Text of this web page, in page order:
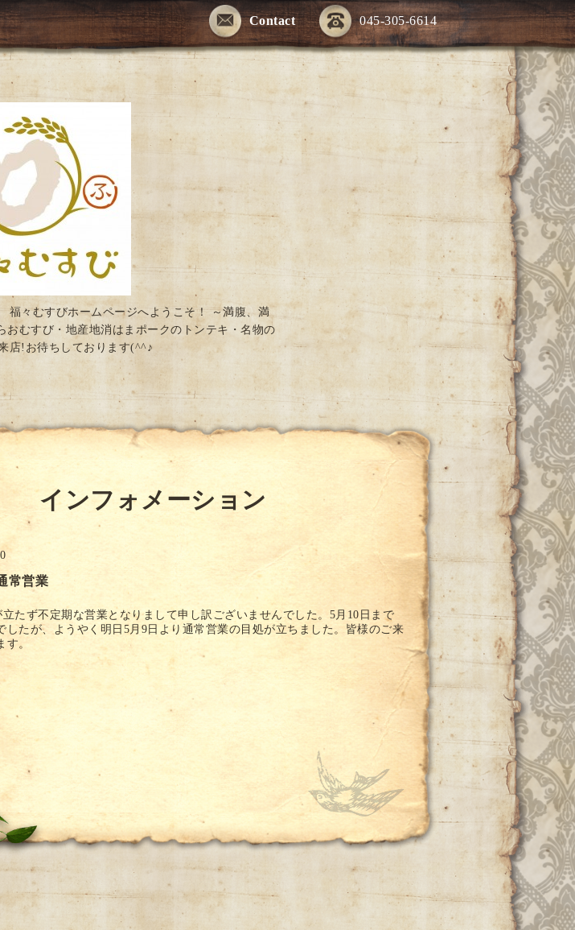
045-305-6614
Contact
々むすびホームページへようこそ！ ～満腹、満
おむすび・地産地消はまポークのトンテキ・名物の
店!お待ちしております(^^♪
インフォメーション
常営業
たず不定期な営業となりまして申し訳ございませんでした。5月10日まで
したが、ようやく明日5月9日より通常営業の目処が立ちました。皆様のご来
。